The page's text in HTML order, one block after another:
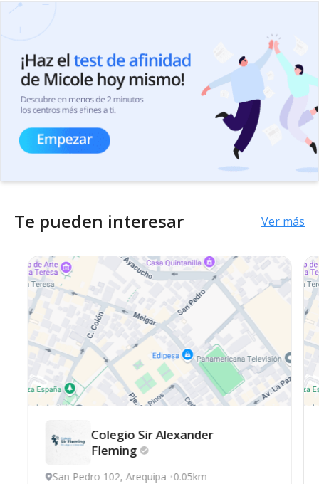
Te pueden interesar Ver más
Colegio Sir Alexander
Fleming
San Pedro 102, Arequipa 0.05km